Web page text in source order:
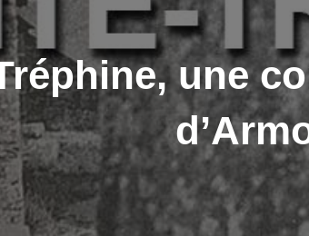
une